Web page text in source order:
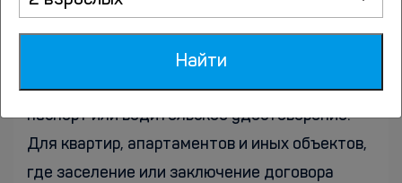
применимых к нему правил. Для гостиниц и
иных средств размещения могут
приниматься паспорт РФ, заграничный
паспорт или водительское удостоверение.
Для квартир, апартаментов и иных объектов,
где заселение или заключение договора
Найти